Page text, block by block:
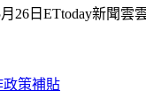
26日ETtoday新聞雲
政策補貼